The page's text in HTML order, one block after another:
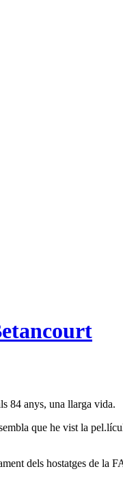
84 anys, una llarga vida.
que he vist la
dels hostatges de la